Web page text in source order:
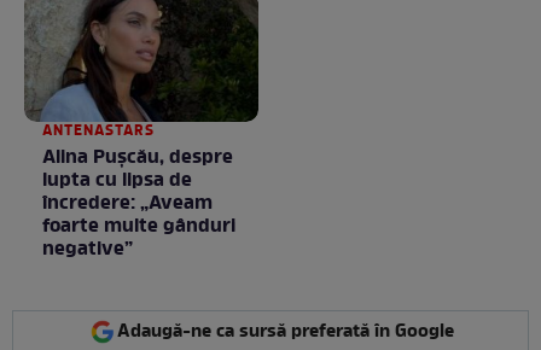
ANTENASTARS
Alina Pușcău, despre
lupta cu lipsa de
încredere: „Aveam
foarte multe gânduri
negative”
Adaugă-ne ca sursă preferată în Google